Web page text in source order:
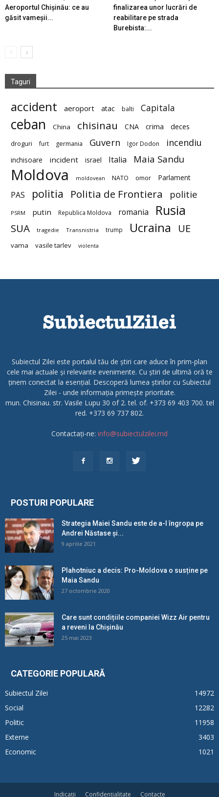
Aeroportul Chișinău: ce au
găsit vameșii...
finalizarea unor lucrări de
reabilitare pe strada
Burebista:...
Taguri
accident aeroport atac balti Capitala
ceban China chisinau CNA crima deces
droguri furt germania Guvern Igor Dodon incendiu
inchisoare incident israel Italia Maia Sandu
Moldova moldovean NATO omor Parlament
PAS politia Politia de Frontiera politie
PSRM putin Republica Moldova romania Rusia
SUA tragedie Transnistria trump Ucraina UE
vama vasile tarlev violenta
Subiectul Zilei este portalul tău de știri care aduce în prim-plan
cele mai actuale și relevante evenimente. Cu știri de ultimă oră te
ținem conectat la esențial. Descoperă lumea știrilor cu Subiectul
Zilei - unde informația primește prioritate.
mun. Chisinau. str. Vasile Lupu 30 of 2. tel. of. +373 69 403 700. tel
red. +373 69 737 802.
Contactați-ne: info@subiectulzilei.md
POSTURI POPULARE
Strategia Maiei Sandu este de a-l îngropa pe
Andrei Năstase și...
9 aprilie 2021
Plahotniuc a decis: Pro-Moldova o susține pe
Maia Sandu
27 octombrie 2020
Care sunt condițiile companiei Wizz Air pentru
a reveni la Chișinău
25 mai 2023
CATEGORIE POPULARĂ
Subiectul Zilei
14972
Social
12282
Politic
11958
Externe
3403
Economic
1021
Indicații Confidențialitate Contacte